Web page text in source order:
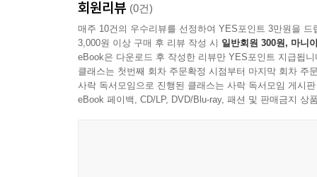
회원리뷰 (0건)
매주 10건의 우수리뷰를 선정하여 YES포인트 3만원을 드
3,000원 이상 구매 후 리뷰 작성 시 일반회원 300원, 마니
eBook은 다운로드 후 작성한 리뷰만 YES포인트 지급됩니
클래스는 첫번째 회차 주문확정 시점부터 마지막 회차 주
사락 독서모임으로 진행된 클래스는 사락 독서모임 게시
eBook 페이백, CD/LP, DVD/Blu-ray, 패션 및 판매금지 상